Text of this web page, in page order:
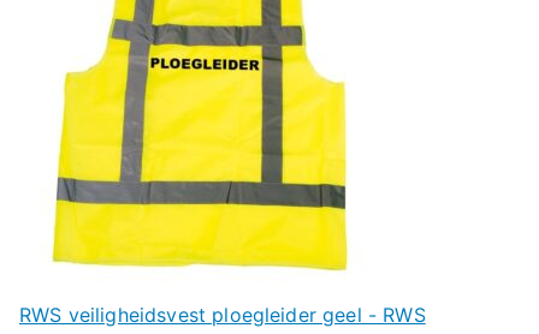
RWS veiligheidsvest ploegleider geel - RWS